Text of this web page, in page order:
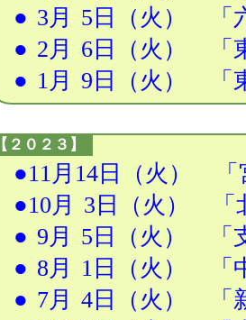
● 3月 5日
（火） 「
● 2月 6日
（火） 「
● 1月 9日 （火） 「
【２０２３】
●11月14日（火） 「
●10月
3日
（火） 「
● 9月 5日
（火） 「
● 8月 1日
（火） 「
● 7月 4日
（火） 「